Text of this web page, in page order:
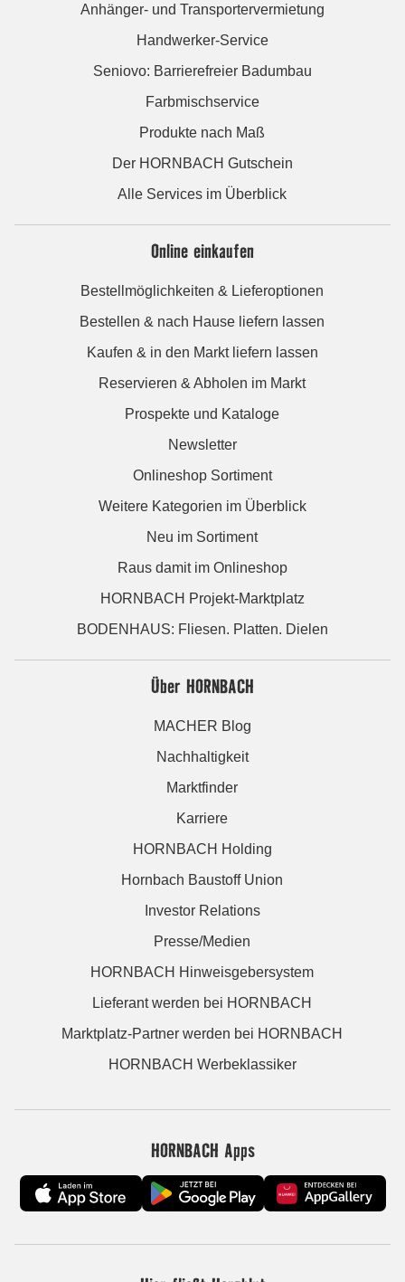
Anhänger- und Transportervermietung
Handwerker-Service
Seniovo: Barrierefreier Badumbau
Farbmischservice
Produkte nach Maß
Der HORNBACH Gutschein
Alle Services im Überblick
Online einkaufen
Bestellmöglichkeiten & Lieferoptionen
Bestellen & nach Hause liefern lassen
Kaufen & in den Markt liefern lassen
Reservieren & Abholen im Markt
Prospekte und Kataloge
Newsletter
Onlineshop Sortiment
Weitere Kategorien im Überblick
Neu im Sortiment
Raus damit im Onlineshop
HORNBACH Projekt-Marktplatz
BODENHAUS: Fliesen. Platten. Dielen
Über HORNBACH
MACHER Blog
Nachhaltigkeit
Marktfinder
Karriere
HORNBACH Holding
Hornbach Baustoff Union
Investor Relations
Presse/Medien
HORNBACH Hinweisgebersystem
Lieferant werden bei HORNBACH
Marktplatz-Partner werden bei HORNBACH
HORNBACH Werbeklassiker
HORNBACH Apps